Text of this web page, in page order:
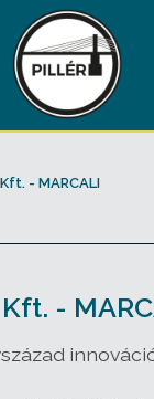
- MARCALI
-